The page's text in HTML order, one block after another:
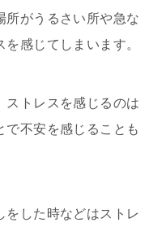
所がうるさい所や急な
感じてしまいます。
ストレスを感じるのは
で不安を感じることも
をした時などはストレ